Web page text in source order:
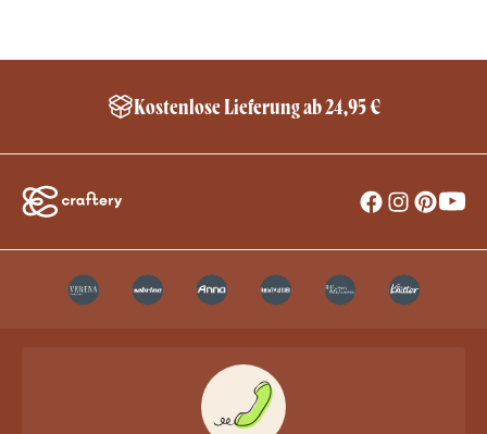
Kostenlose Lieferung ab 24,95 €